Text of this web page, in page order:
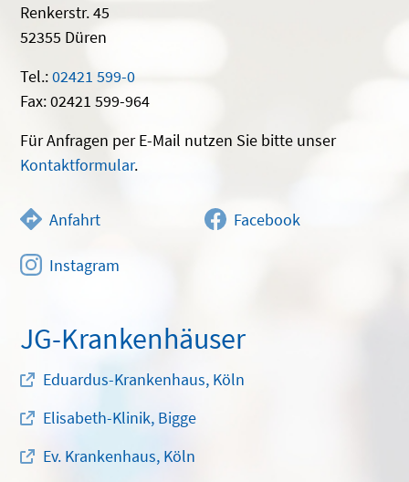
Renkerstr. 45
52355 Düren
Tel.:02421 599-0
Fax: 02421 599-964
Für Anfragen per E-Mail nutzen Sie bitte unser
Kontaktformular.
Anfahrt Facebook
Instagram
JG-Krankenhäuser
Eduardus-Krankenhaus, Köln
Elisabeth-Klinik, Bigge
Ev. Krankenhaus, Köln